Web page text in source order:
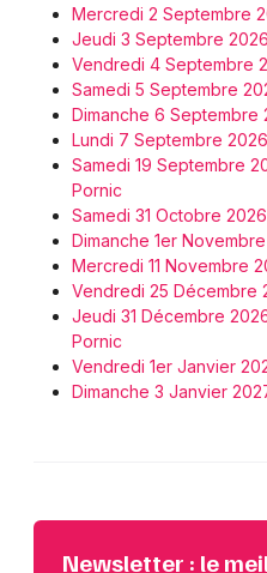
Mercredi 2 Septembre
Jeudi 3 Septembre
Vendredi 4 Septembre
Samedi 5 Septembre
Dimanche 6 Septembre
Lundi 7 Septembre
Samedi 19 Septembre
Pornic
Samedi 31 Octobre
Dimanche 1er
Mercredi 11 Novembre
Vendredi 25 Décembre
Jeudi 31 Décembre
Pornic
Vendredi 1er Janvier
Dimanche 3 Janvier
Newsletter : le